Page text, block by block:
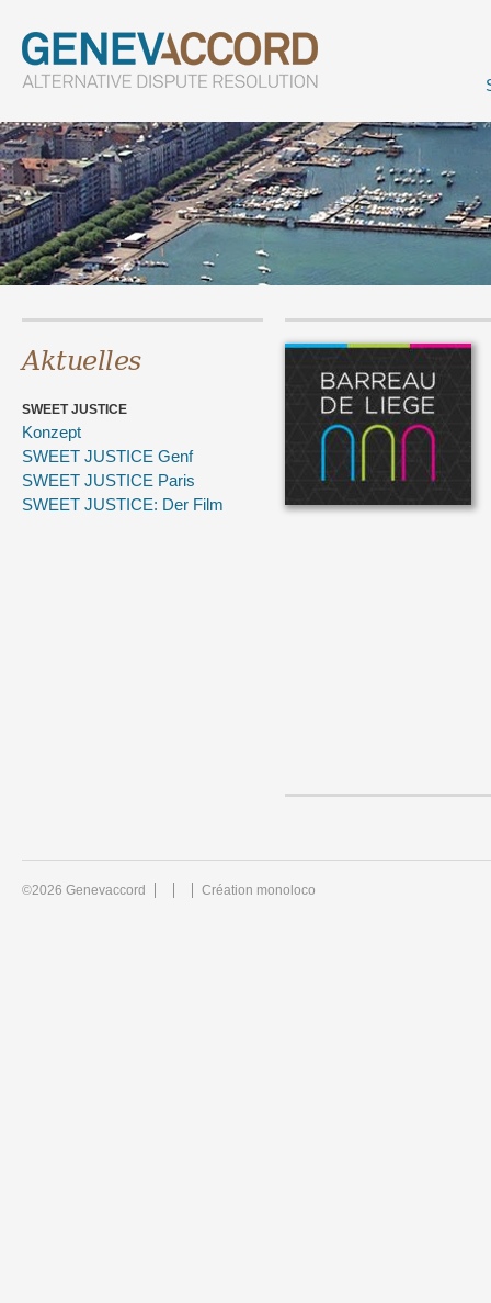
Aktuelles
SWEET JUSTICE
Konzept
SWEET JUSTICE Genf
SWEET JUSTICE Paris
SWEET JUSTICE: Der Film
©2026 Genevaccord Création monoloco